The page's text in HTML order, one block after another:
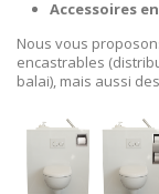
Accessoires
Nous vous
encastrables
balai), mais aussi